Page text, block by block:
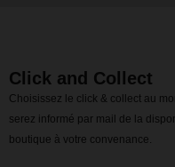
Click and Collect
Choisissez le click & collect au
serez informé par mail de la
boutique à votre convenance.